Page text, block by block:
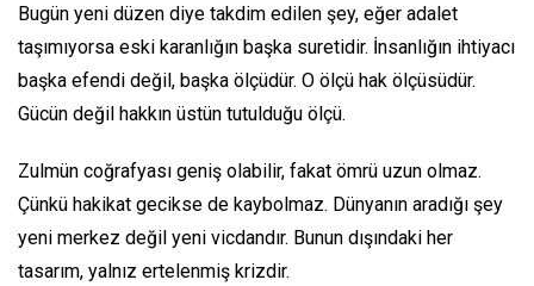
Bugün yeni düzen diye takdim edilen şey, eğer adalet
taşımıyorsa eski karanlığın başka suretidir. İnsanlığın ihtiyacı
başka efendi değil, başka ölçüdür. O ölçü hak ölçüsüdür.
Gücün değil hakkın üstün tutulduğu ölçü.
Zulmün coğrafyası geniş olabilir, fakat ömrü uzun olmaz.
Çünkü hakikat gecikse de kaybolmaz. Dünyanın aradığı şey
yeni merkez değil yeni vicdandır. Bunun dışındaki her
tasarım, yalnız ertelenmiş krizdir.